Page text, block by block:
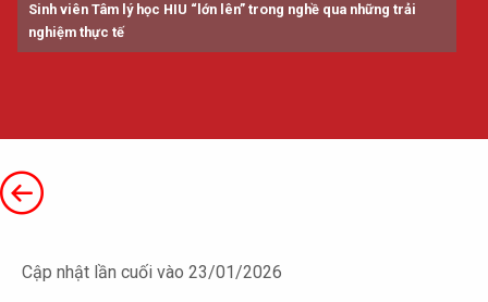
Sinh viên Tâm lý học HIU “lớn lên” trong nghề qua những trải
nghiệm thực tế
Cập nhật lần cuối vào 23/01/2026